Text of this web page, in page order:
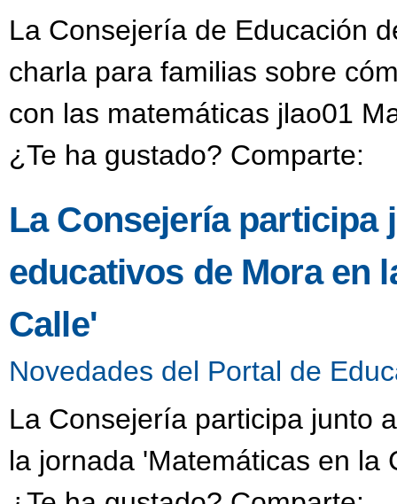
La Consejería de Educación
charla para familias sobre
con las matemáticas jlao01
¿Te ha gustado? Comparte:
La Consejería participa
educativos de Mora en
Calle'
Novedades del Portal de
La Consejería participa junto
la jornada 'Matemáticas en la